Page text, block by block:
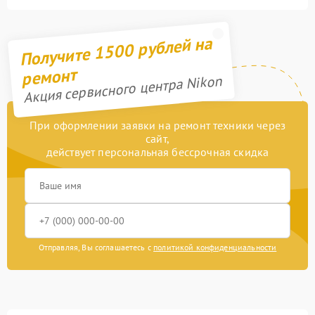
Получите 1500 рублей на
ремонт
Акция сервисного центра Nikon
При оформлении заявки на ремонт техники через
сайт,
действует персональная бессрочная скидка
Отправляя, Вы соглашаетесь с политикой конфиденциальности